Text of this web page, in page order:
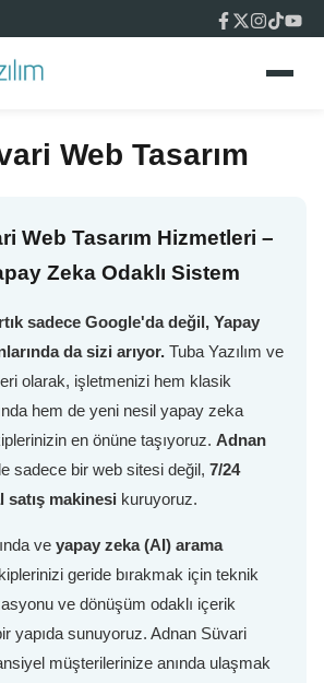
Web Tasarım
Web Tasarım Hizmetleri –
Zeka Odaklı Sistem
sadece Google'da değil, Yapay
da sizi arıyor. Tuba Yazılım ve
olarak, işletmenizi hem klasik
hem de yeni nesil yapay zeka
en önüne taşıyoruz. Adnan
sadece bir web sitesi değil, 7/24
satış makinesi kuruyoruz.
ve yapay zeka (AI) arama
geride bırakmak için teknik
ve dönüşüm odaklı içerik
yapıda sunuyoruz. Adnan Süvari
müşterilerinize anında ulaşmak